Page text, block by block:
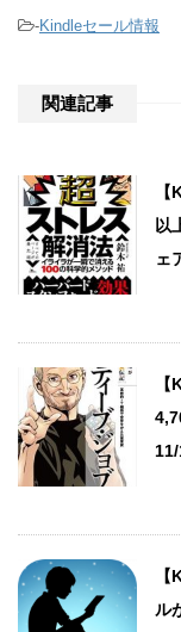
-Kindleセール情報
関連記事
以
ェ
ル